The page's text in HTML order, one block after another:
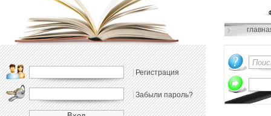
Регистрация
Забыли пароль?